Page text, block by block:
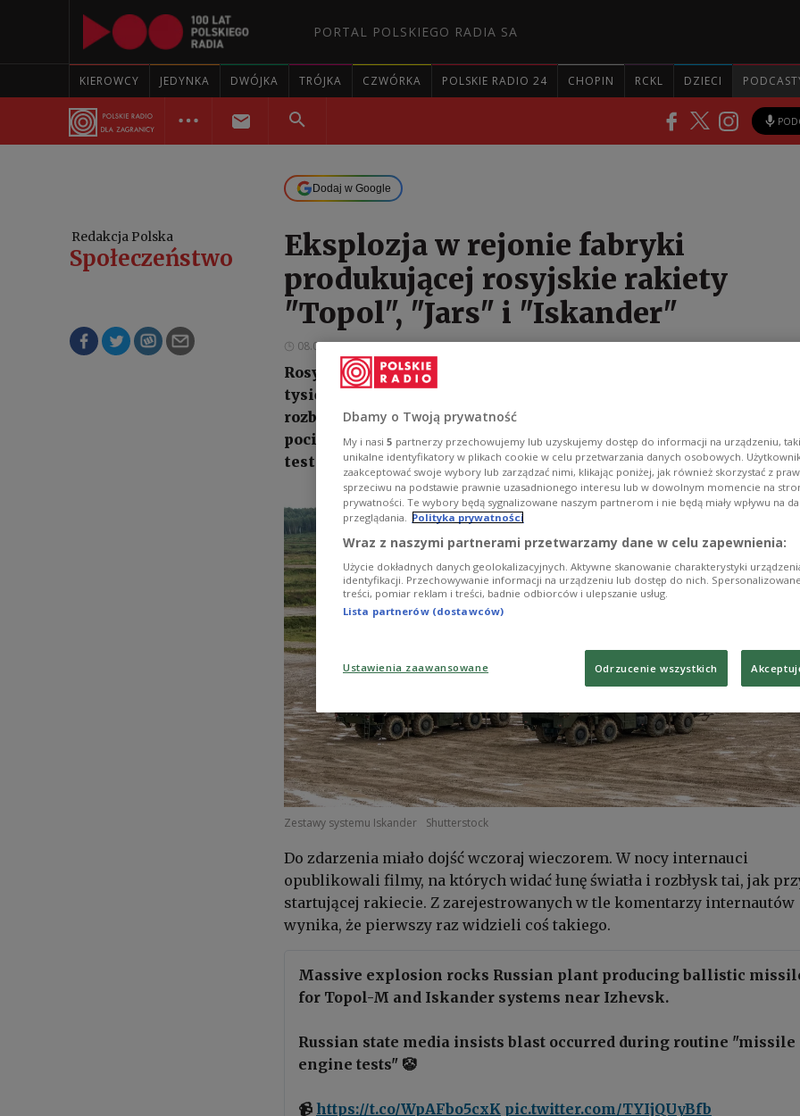
PORTAL POLSKIEGO RADIA SA
KIEROWCY JEDYNKA DWÓJKA TRÓJKA CZWÓRKA POLSKIE RADIO 24 CHOPIN RCKL DZIECI
Dodaj w Google
Redakcja Polska
Społeczeństwo
Eksplozja w rejonie fabryki
produkującej rosyjskie rakiety
"Topol", "Jars" i "Iskander"
08.02.2024 09:47
Rosyjskie media niezależne informują o eksplozji w Udmurcji,
tysięcy kilometrów od linii frontu. Internauci zarejestrowali huk i
rozbłysk w rejonie miasta Iżewsk, w pobliżu zakładu produkującego
pociski i rakiety balistyczne. Lokalne służby ratownicze podają, że
test silników rakietowych.
Zestawy systemu Iskander Shutterstock
Do zdarzenia miało dojść wczoraj wieczorem. W nocy internauci
opublikowali filmy, na których widać łunę światła i rozbłysk tai, jak
startującej rakiecie. Z zarejestrowanych w tle komentarzy internautów
wynika, że pierwszy raz widzieli coś takiego.
Massive explosion rocks Russian plant producing ballistic
for Topol-M and Iskander systems near Izhevsk.
Russian state media insists blast occurred during routine "missile
engine tests" 🤡
📹 https://t.co/WpAFbo5cxK pic.twitter.com/TYIjQUyBfb
Dbamy o Twoją prywatność
My i nasi 5 partnerzy przechowujemy lub uzyskujemy dostęp do informacji na urządzeniu,
unikalne identyfikatory w plikach cookie w celu przetwarzania danych osobowych.
zaakceptować swoje wybory lub zarządzać nimi, klikając poniżej, jak również skorzystać z
sprzeciwu na podstawie prawnie uzasadnionego interesu lub w dowolnym momencie na
prywatności. Te wybory będą sygnalizowane naszym partnerom i nie będą miały wpływu na
przeglądania.
Polityka prywatności
Wraz z naszymi partnerami przetwarzamy dane w celu zapewnienia:
Użycie dokładnych danych geolokalizacyjnych. Aktywne skanowanie charakterystyki
identyfikacji. Przechowywanie informacji na urządzeniu lub dostęp do nich.
treści, pomiar reklam i treści, badnie odbiorców i ulepszanie usług.
Lista partnerów (dostawców)
Ustawienia zaawansowane Odrzucenie wszystkich